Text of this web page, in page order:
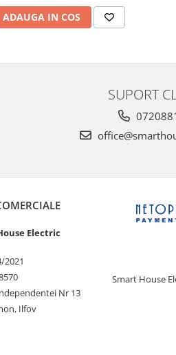
ADAUGA IN COS
SUPORT
Electric
2021
Nr 13
Ilfov
Smart House